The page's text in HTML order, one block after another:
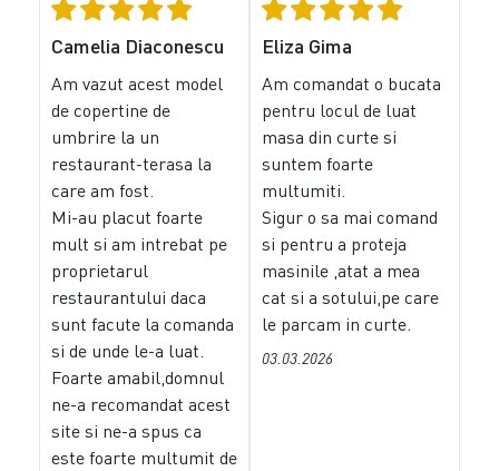
Camelia Diaconescu
Am vazut acest model
de copertine de
umbrire la un
restaurant-terasa la
care am fost.
Mi-au placut foarte
mult si am intrebat pe
proprietarul
restaurantului daca
sunt facute la comanda
si de unde le-a luat.
Foarte amabil,domnul
ne-a recomandat acest
site si ne-a spus ca
este foarte multumit de
Eliza Gima
Am comandat o bucata
pentru locul de luat
masa din curte si
suntem foarte
multumiti.
Sigur o sa mai comand
si pentru a proteja
masinile ,atat a mea
cat si a sotului,pe care
le parcam in curte.
03.03.2026